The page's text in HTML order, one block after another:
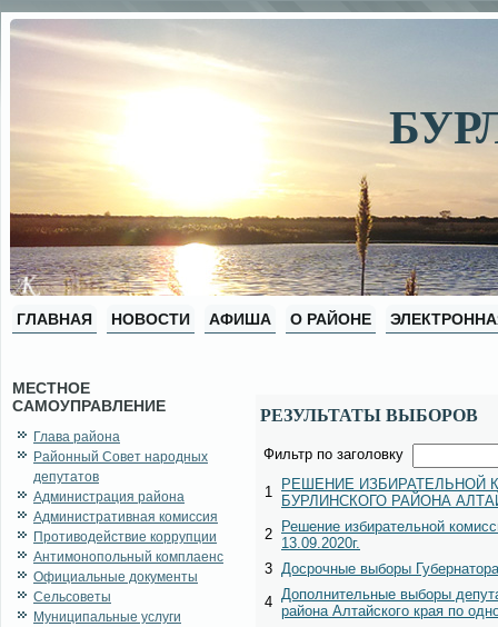
ГЛАВНАЯ НОВОСТИ АФИША О РАЙОНЕ
МЕСТНОЕ
САМОУПРАВЛЕНИЕ
Глава района
Районный Совет народных
депутатов
Администрация района
Административная комиссия
Противодействие коррупции
Антимонопольный комплаенс
Официальные документы
Сельсоветы
Муниципальные услуги
РЕЗУЛЬТАТЫ ВЫБОРОВ
Фильтр по заголовку
1
РЕШЕНИЕ ИЗБИРАТЕЛЬНОЙ
БУРЛИНСКОГО РАЙОНА
2
Решение избирательной
13.09.2020г.
3 Досрочные выборы
4 Дополнительные выборы
района Алтайского края по